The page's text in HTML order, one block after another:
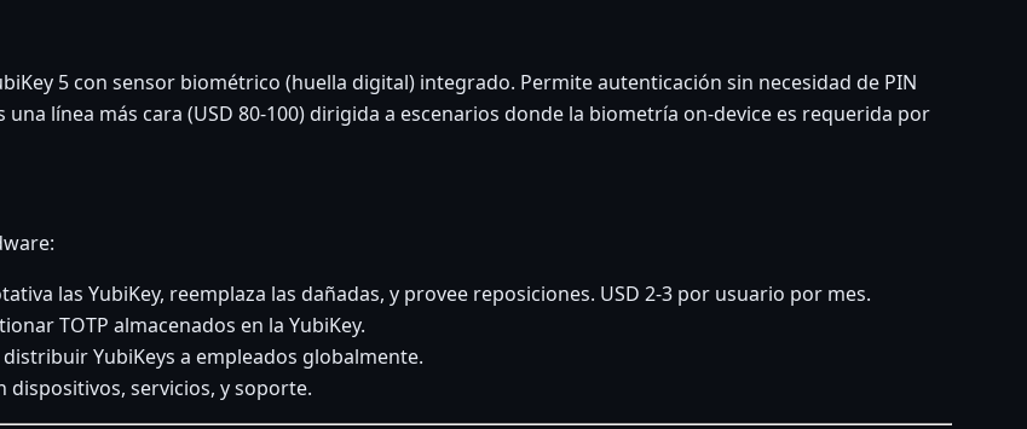
5 con sensor biométrico (huella digital) integrado. Permite autenticación sin necesidad de PIN
línea más cara (USD 80-100) dirigida a escenarios donde la biometría on-device es requerida por
las YubiKey, reemplaza las dañadas, y provee reposiciones. USD 2-3 por usuario por mes.
TOTP almacenados en la YubiKey.
YubiKeys a empleados globalmente.
dispositivos, servicios, y soporte.